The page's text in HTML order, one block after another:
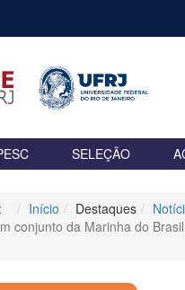
SELEÇÃO
Início Destaques
conjunto da Marinha do